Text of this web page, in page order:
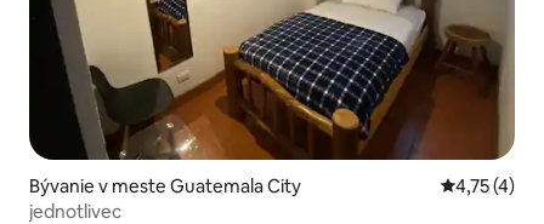
Bývanie v meste Guatemala City Priemerné
4,75 (4)
jednotlivec